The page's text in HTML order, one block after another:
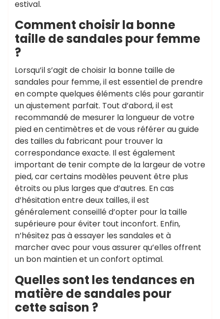
estival.
Comment choisir la bonne
taille de sandales pour femme
?
Lorsqu’il s’agit de choisir la bonne taille de
sandales pour femme, il est essentiel de prendre
en compte quelques éléments clés pour garantir
un ajustement parfait. Tout d’abord, il est
recommandé de mesurer la longueur de votre
pied en centimètres et de vous référer au guide
des tailles du fabricant pour trouver la
correspondance exacte. Il est également
important de tenir compte de la largeur de votre
pied, car certains modèles peuvent être plus
étroits ou plus larges que d’autres. En cas
d’hésitation entre deux tailles, il est
généralement conseillé d’opter pour la taille
supérieure pour éviter tout inconfort. Enfin,
n’hésitez pas à essayer les sandales et à
marcher avec pour vous assurer qu’elles offrent
un bon maintien et un confort optimal.
Quelles sont les tendances en
matière de sandales pour
cette saison ?